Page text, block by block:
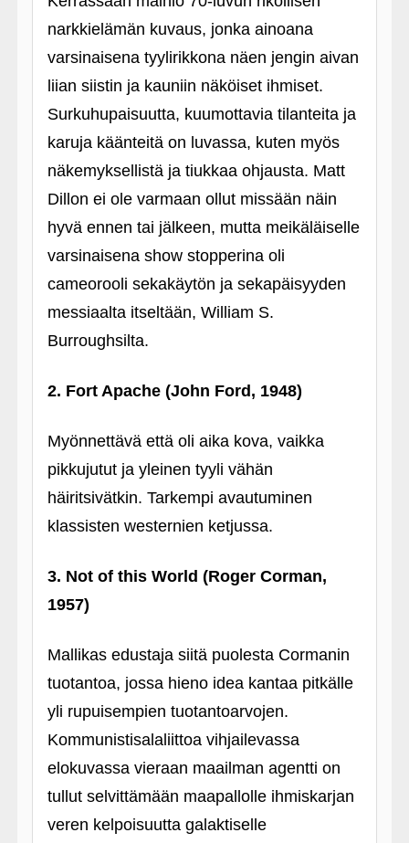
narkkielämän kuvaus, jonka ainoana
varsinaisena tyylirikkona näen jengin aivan
liian siistin ja kauniin näköiset ihmiset.
Surkuhupaisuutta, kuumottavia tilanteita ja
karuja käänteitä on luvassa, kuten myös
näkemyksellistä ja tiukkaa ohjausta. Matt
Dillon ei ole varmaan ollut missään näin
hyvä ennen tai jälkeen, mutta meikäläiselle
varsinaisena show stopperina oli
cameorooli sekakäytön ja sekapäisyyden
messiaalta itseltään, William S.
Burroughsilta.
2. Fort Apache (John Ford, 1948)
Myönnettävä että oli aika kova, vaikka
pikkujutut ja yleinen tyyli vähän
häiritsivätkin. Tarkempi avautuminen
klassisten westernien ketjussa.
3. Not of this World (Roger Corman,
1957)
Mallikas edustaja siitä puolesta Cormanin
tuotantoa, jossa hieno idea kantaa pitkälle
yli rupuisempien tuotantoarvojen.
Kommunistisalaliittoa vihjailevassa
elokuvassa vieraan maailman agentti on
tullut selvittämään maapallolle ihmiskarjan
veren kelpoisuutta galaktiselle